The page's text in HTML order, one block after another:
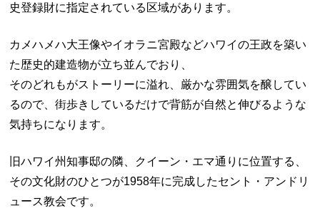
史登録財に指定されている区域があります。
カメハメハ大王像やイオラニ宮殿などハワイの王政を築い
た歴史的建造物が立ち並んでおり、
そのどれもがストーリーに溢れ、厳かな雰囲気を醸してい
るので、街歩きしているだけで背筋が自然と伸びるような
気持ちになります。
旧ハワイ州知事邸の隣、クイーン・エマ通りに位置する、
その文化財のひとつが1958年に完成したセント・アンドリ
ュース教会です。